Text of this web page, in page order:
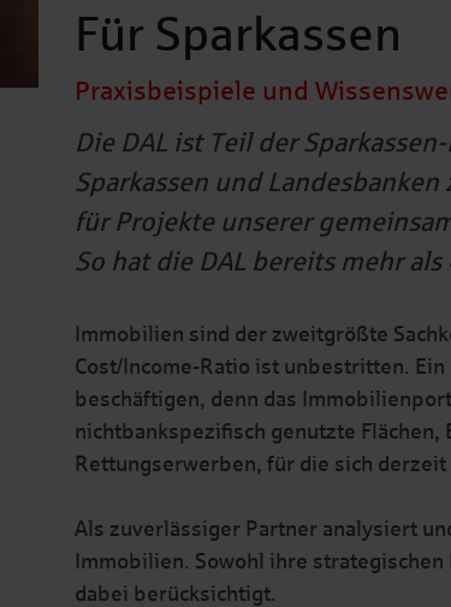
Für Sparkassen
Praxisbeispiele und
Die DAL ist Teil der
Sparkassen und
für Projekte unserer
So hat die DAL bereits mehr
Immobilien sind der zweitgrößte
Cost/Income-Ratio ist unbestritten.
beschäftigen, denn das
nichtbankspezifisch genutzte
Rettungserwerben, für die sich
Als zuverlässiger Partner analysiert
Immobilien. Sowohl ihre
dabei berücksichtigt.